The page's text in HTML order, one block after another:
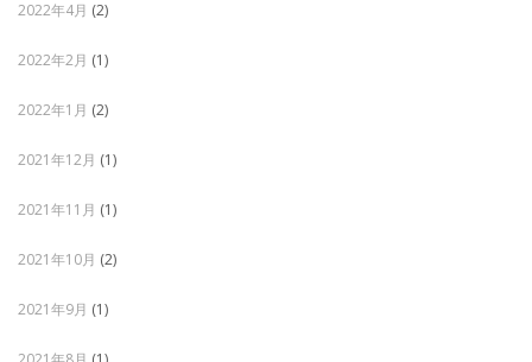
2022年4月 (2)
2022年2月 (1)
2022年1月 (2)
2021年12月 (1)
2021年11月 (1)
2021年10月 (2)
2021年9月 (1)